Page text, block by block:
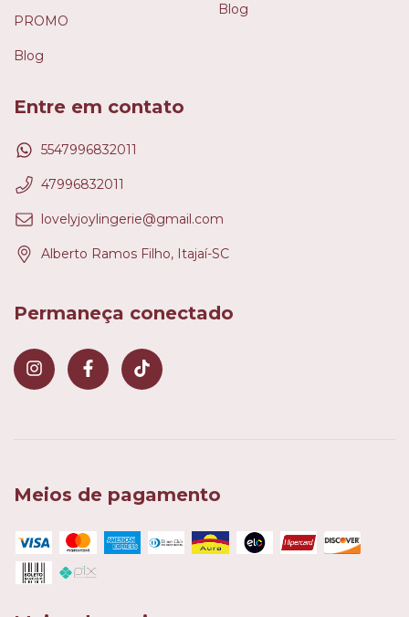
PROMO
Blog
Blog
Entre em contato
5547996832011
47996832011
lovelyjoylingerie@gmail.com
Alberto Ramos Filho, Itajaí-SC
Permaneça conectado
Meios de pagamento